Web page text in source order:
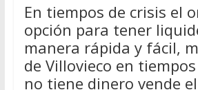
En tiempos de crisis el
opción para tener
manera rápida y fácil,
de Villovieco en
no tiene dinero vende